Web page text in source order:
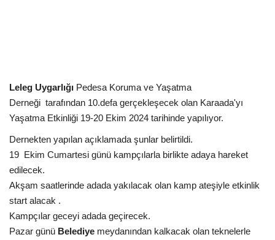
Sağlık
Gündem
Dünya
Leleg Uygarlığı Pedesa Koruma ve Yaşatma
Derneği tarafından 10.defa gerçekleşecek olan Karaada'yı
Yaşatma Etkinliği 19-20 Ekim 2024 tarihinde yapılıyor.
Dernekten yapılan açıklamada şunlar belirtildi.
19 Ekim Cumartesi günü kampçılarla birlikte adaya hareket
edilecek.
Akşam saatlerinde adada yakılacak olan kamp ateşiyle etkinlik
start alacak .
Kampçılar geceyi adada geçirecek.
Pazar günü Belediye meydanından kalkacak olan teknelerle